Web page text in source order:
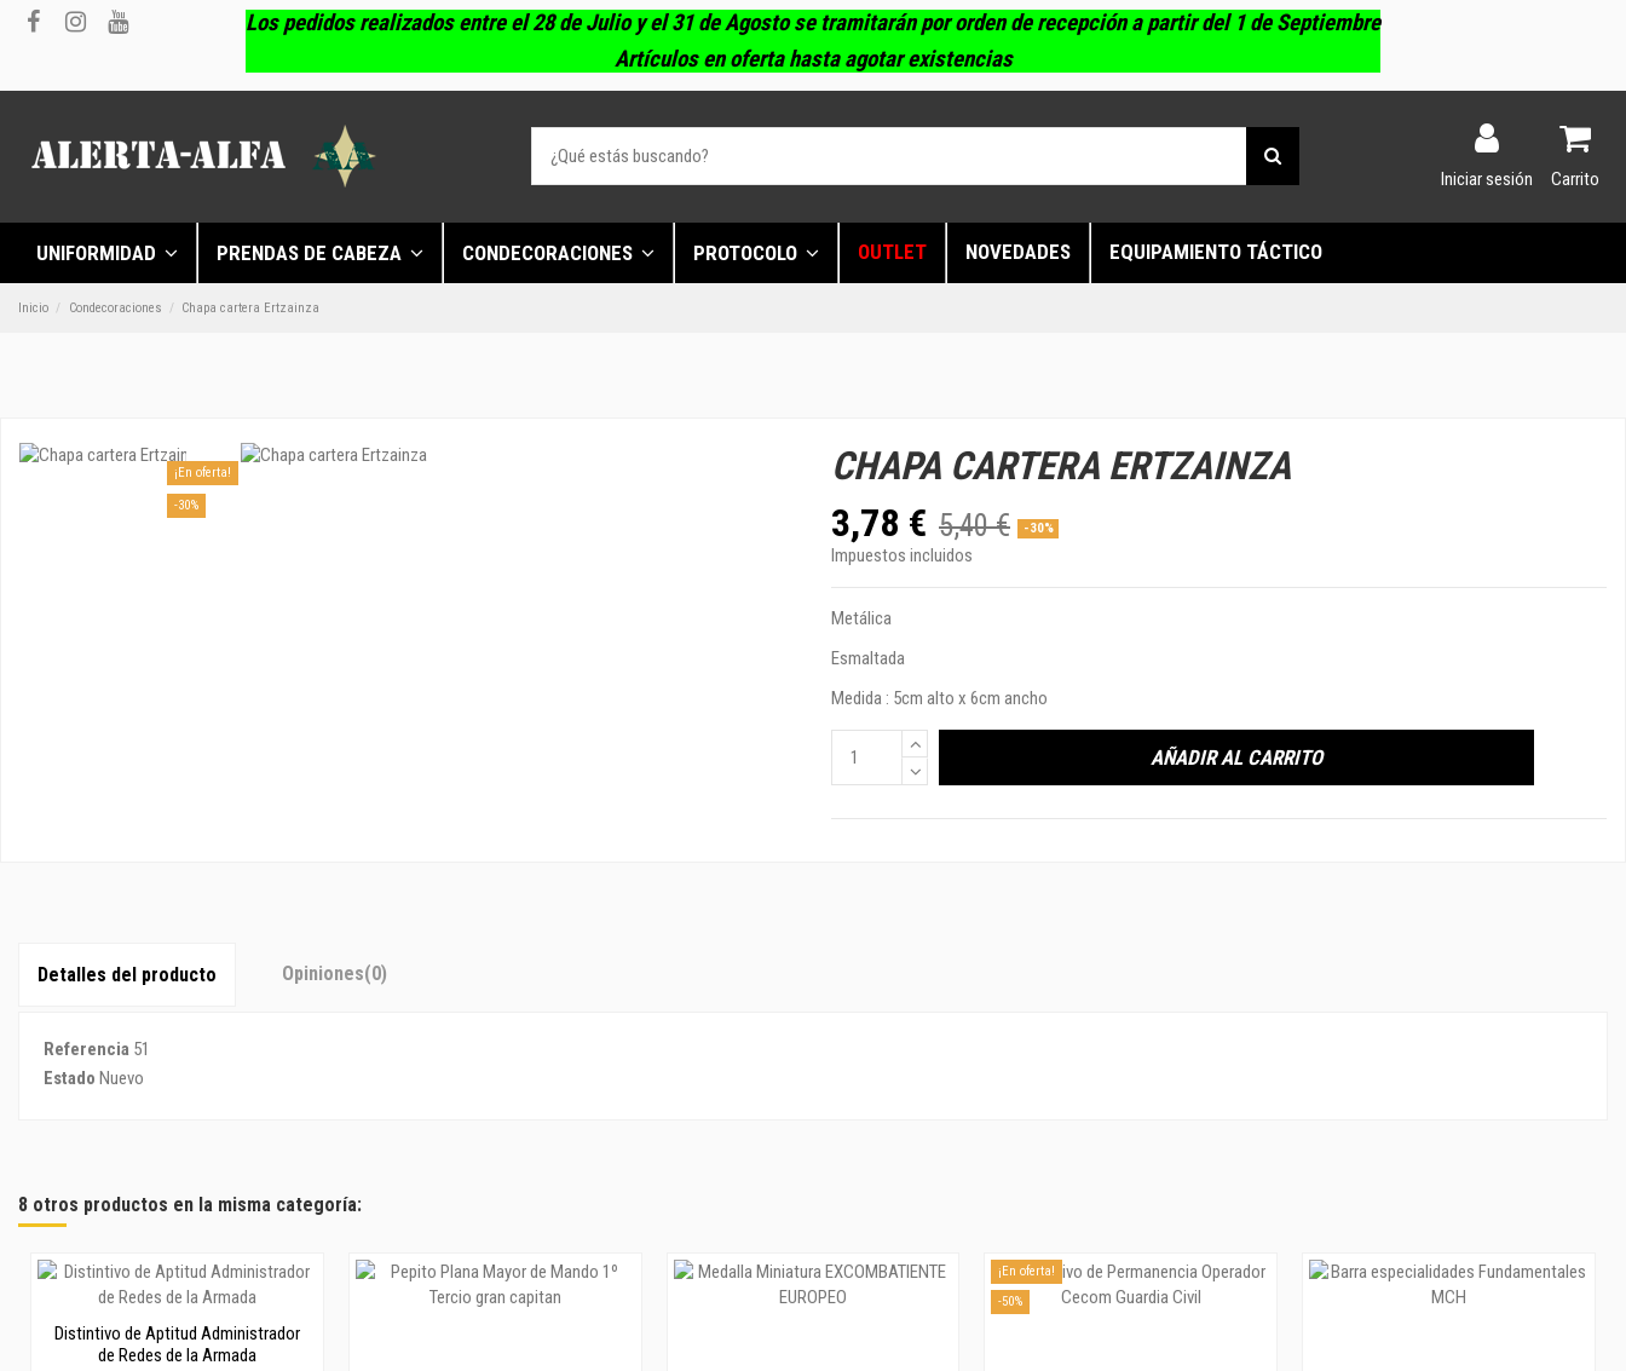
Los pedidos realizados entre el 28 de Julio y el 31 de Agosto se tramitarán por orden de recepción a partir del 1 de Septiembre
Artículos en oferta hasta agotar existencias
Iniciar sesión Carrito
UNIFORMIDAD PRENDAS DE CABEZA CONDECORACIONES PROTOCOLO OUTLET NOVEDADES EQUIPAMIENTO TÁCTICO
Inicio Condecoraciones Chapa cartera Ertzainza
¡En oferta!
-30%
CHAPA CARTERA ERTZAINZA
3,78 € 5,40 € -30%
Impuestos incluidos
Metálica
Esmaltada
Medida : 5cm alto x 6cm ancho
AÑADIR AL CARRITO
Detalles del producto Opiniones(0)
Referencia 51
Estado Nuevo
8 otros productos en la misma categoría:
Distintivo de Aptitud Administrador
de Redes de la Armada
¡En oferta!
-50%